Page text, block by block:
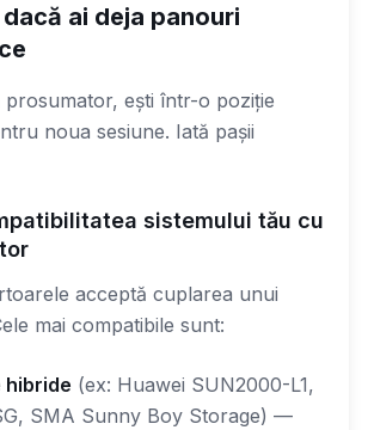
ai deja panouri
prosumator, ești într-o poziție
noua sesiune. Iată pașii
sistemului tău cu
acceptă cuplarea unui
mai compatibile sunt:
hibride (ex: Huawei SUN2000-L1,
SMA Sunny Boy Storage) —